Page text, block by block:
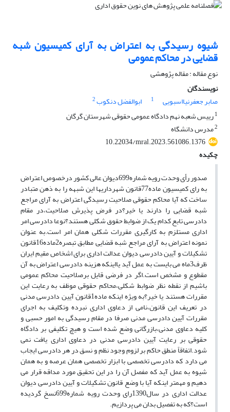
شیوه رسیدگی به اعتراض به آرای کمیسیون شبه
قضایی در محاکم عمومی
نوع مقاله : مقاله پژوهشی
نویسندگان
صابر جعفرنیااسبویی
1 ابوالفضل دنکوب2
1رییس شعبه نهم دادگاه عمومی حقوقی شهرستان گرگان
2مدرس دانشگاه
10.22034/mral.2023.561086.1376
چکیده
صدور رأی وحدت رویه شماره699دیوان عالی کشور درخصوص اعتراض
به رای کمیسیون ماده77قانون شهرداریها این شبهه را به ذهن متبادر
ساخت که آیا محاکم حقوقی صلاحیت رسیدگی اعتراض به آرای مراجع
شبه قضایی را دارند یا خیر؟در فرض پذیرش صلاحیت،در مقام
دادرسی تابع کدام یک از ضوابط حقوق شکلی هستند؟نوعا دادرسی امر
اداری مستلزم به کارگیری مقررات شکلی همان امر است.به عنوان
نمونه اعتراض به آرای مراجع شبه قضایی مطابق تبصره2ماده16قانون
تشکیلات و آیین دادرسی دیوان عدالت اداری برای اشخاص مقیم ایران
ظرف3ماه می بایست به عمل آید یااینکه هزینه دادرسی اعتراض به آن
مقطوع و مشخص است.اگر در فرضی قایل برصلاحیت محاکم عمومی
باشیم از نقطه نظر ضوابط شکلی،محاکم حقوقی موظف به رعایت این
مقررات هستند یا خیر؟به ویژه اینکه ماده1قانون آیین دادرسی مدنی
در تعریف این قانون،نامی از دعاوی اداری نبرده وتکلیف به اجرای
مقررات آیین دادرسی مدنی صرفا در مقام رسیدگی به امور حسبی و
کلیه دعاوی مدنی،بازرگانی وضع شده است و هیچ تکلیفی بر دادگاه
حقوقی بر رعایت آیین دادرسی مدنی در دعاوی اداری یافت نمی
شود.اتفاقاً منطق حاکم بر لزوم وجود نظم و نسق در هر دادرسی ایجاب
می دارد که دادرسی تخصصی با ابزار تخصصی همان عرصه و به همان
شیوه به عمل آید که مفصل آن را در این تحقیق مورد مداقه قرار می
دهیم و مهمتر اینکه آیا با وضع قانون تشکیلات و آیین دادرسی دیوان
عدالت اداری در سال1390رای وحدت رویه شماره699نسخ گردیده
است؟که به تفصیل بدان می پردازیم.